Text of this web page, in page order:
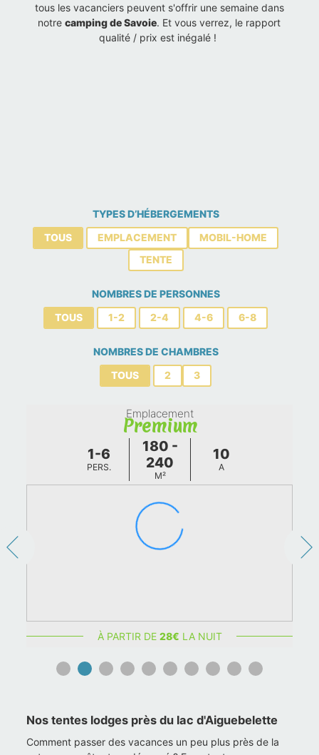
tous les vacanciers peuvent s'offrir une semaine dans
notrecamping de Savoie. Et vous verrez, le rapport
qualité / prix est inégalé !
TYPES D’HÉBERGEMENTS
TOUS
EMPLACEMENT
MOBIL-HOME
TENTE
NOMBRES DE PERSONNES
TOUS
1-2 2-4 4-6 6-8
NOMBRES DE CHAMBRES
TOUS
2 3
Tente
Eco Lodge 4
4
PERS.
2
CHBR.
19
M²
À PARTIR DE 40€ LA NUIT
Nos tentes lodges près du lac d'Aiguebelette
Comment passer des vacances un peu plus près de la